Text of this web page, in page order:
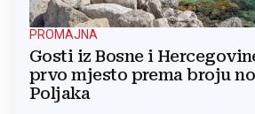
PROMAJNA
Gosti iz Bosne i
prvo mjesto prema broju
Poljaka